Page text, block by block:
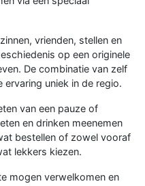
vrienden, stellen en
op een originele
De combinatie van zelf
uniek in de regio.
van een pauze of
en drinken meenemen
bestellen of zowel vooraf
lekkers kiezen.
mogen verwelkomen en